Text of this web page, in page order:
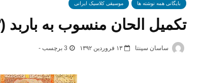
بایگانی همه نوشته ها موسیقی کلاسیک ایرانی
تکمیل الحان منسوب به باربد (۳)
ساسان سپنتا ۱۳ فروردین ۱۳۹۲ 3 برچسب -